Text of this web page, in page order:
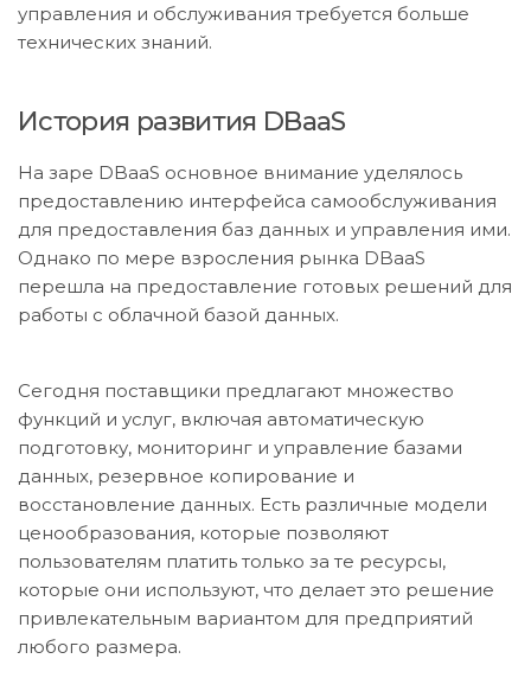
управления и обслуживания требуется больше
технических знаний.
История развития DBaaS
На заре DBaaS основное внимание уделялось
предоставлению интерфейса самообслуживания
для предоставления баз данных и управления ими.
Однако по мере взросления рынка DBaaS
перешла на предоставление готовых решений для
работы с облачной базой данных.
Сегодня поставщики предлагают множество
функций и услуг, включая автоматическую
подготовку, мониторинг и управление базами
данных, резервное копирование и
восстановление данных. Есть различные модели
ценообразования, которые позволяют
пользователям платить только за те ресурсы,
которые они используют, что делает это решение
привлекательным вариантом для предприятий
любого размера.